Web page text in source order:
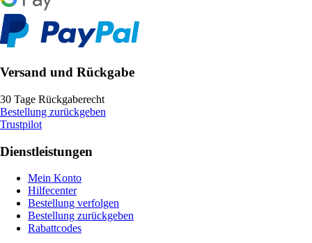
Versand und Rückgabe
30 Tage Rückgaberecht
Bestellung zurückgeben
Trustpilot
Dienstleistungen
Mein Konto
Hilfecenter
Bestellung verfolgen
Bestellung zurückgeben
Rabattcodes